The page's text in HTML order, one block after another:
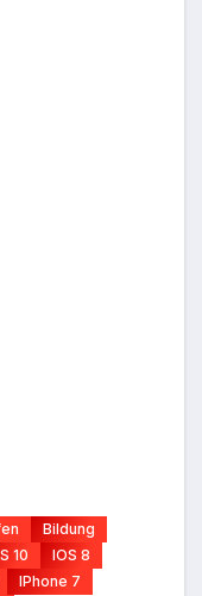
Bildung
10
IOS 8
IPhone 7